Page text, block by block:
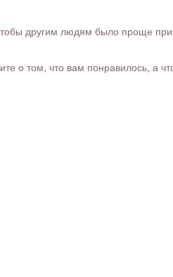
другим людям было проще
о том, что вам понравилось, а